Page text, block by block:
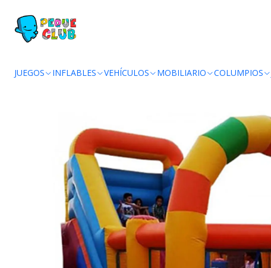
JUEGOS INFLABLES VEHÍCULOS MOBILIARIO COLUMPIOS